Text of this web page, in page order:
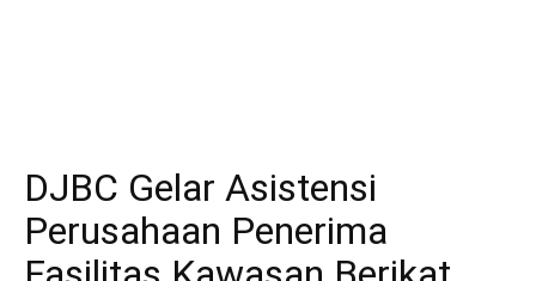
DJBC Gelar Asistensi
Perusahaan Penerima